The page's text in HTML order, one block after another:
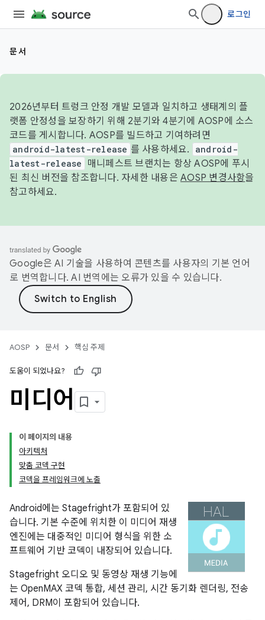
로그인
문서
2026년부터 트렁크 안정 개발 모델과 일치하고 생태계의 플
랫폼 안정성을 보장하기 위해 2분기와 4분기에 AOSP에 소스
코드를 게시합니다. AOSP를 빌드하고 기여하려면
android-latest-release 를 사용하세요.
android-
latest-release
매니페스트 브랜치는 항상 AOSP에 푸시
된 최신 버전을 참조합니다. 자세한 내용은 AOSP 변경사항을
참고하세요.
Google은 AI 기술을 사용하여 콘텐츠를 사용자의 기본 언어
로 번역합니다. AI 번역에는 오류가 있을 수 있습니다.
AOSP 문서 핵심 주제
도움이 되었나요?
미디어
이 페이지의 내용
아키텍처
맞춤 코덱 구현
코덱을 프레임워크에 노출
Android에는 Stagefright가 포함되어 있
습니다. 기본 수준에 위치한 이 미디어 재생
엔진에는 대중적인 미디어 형식을 위한 소
프트웨어 기반 코덱이 내장되어 있습니다.
Stagefright 오디오 및 동영상 재생 기능에
는 OpenMAX 코덱 통합, 세션 관리, 시간 동기화 렌더링, 전송
제어, DRM이 포함되어 있습니다.